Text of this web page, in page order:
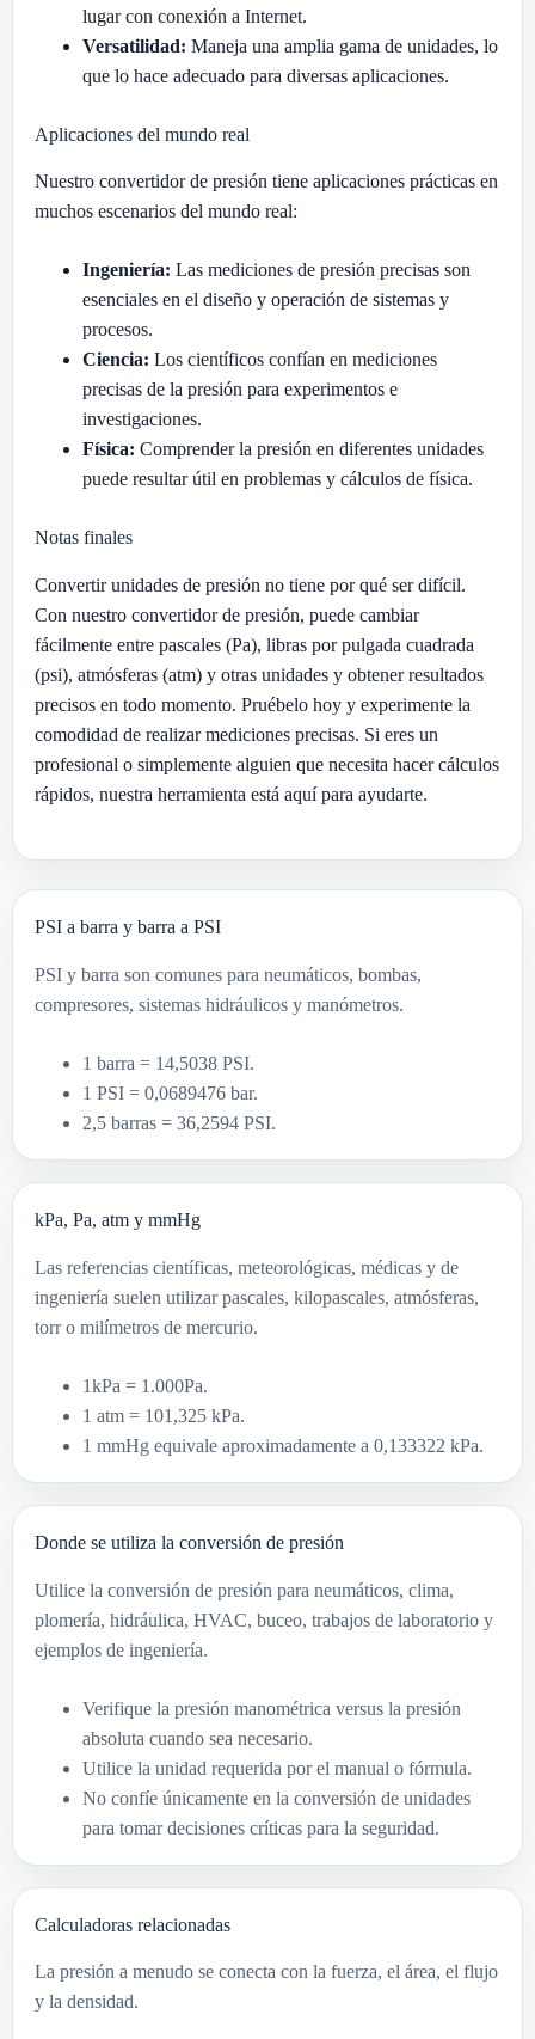
lugar con conexión a Internet.
Versatilidad: Maneja una amplia gama de unidades, lo
que lo hace adecuado para diversas aplicaciones.
Aplicaciones del mundo real
Nuestro convertidor de presión tiene aplicaciones prácticas en
muchos escenarios del mundo real:
Ingeniería: Las mediciones de presión precisas son
esenciales en el diseño y operación de sistemas y
procesos.
Ciencia: Los científicos confían en mediciones
precisas de la presión para experimentos e
investigaciones.
Física: Comprender la presión en diferentes unidades
puede resultar útil en problemas y cálculos de física.
Notas finales
Convertir unidades de presión no tiene por qué ser difícil.
Con nuestro convertidor de presión, puede cambiar
fácilmente entre pascales (Pa), libras por pulgada cuadrada
(psi), atmósferas (atm) y otras unidades y obtener resultados
precisos en todo momento. Pruébelo hoy y experimente la
comodidad de realizar mediciones precisas. Si eres un
profesional o simplemente alguien que necesita hacer cálculos
rápidos, nuestra herramienta está aquí para ayudarte.
PSI a barra y barra a PSI
PSI y barra son comunes para neumáticos, bombas,
compresores, sistemas hidráulicos y manómetros.
1 barra = 14,5038 PSI.
1 PSI = 0,0689476 bar.
2,5 barras = 36,2594 PSI.
kPa, Pa, atm y mmHg
Las referencias científicas, meteorológicas, médicas y de
ingeniería suelen utilizar pascales, kilopascales, atmósferas,
torr o milímetros de mercurio.
1kPa = 1.000Pa.
1 atm = 101,325 kPa.
1 mmHg equivale aproximadamente a 0,133322 kPa.
Donde se utiliza la conversión de presión
Utilice la conversión de presión para neumáticos, clima,
plomería, hidráulica, HVAC, buceo, trabajos de laboratorio y
ejemplos de ingeniería.
Verifique la presión manométrica versus la presión
absoluta cuando sea necesario.
Utilice la unidad requerida por el manual o fórmula.
No confíe únicamente en la conversión de unidades
para tomar decisiones críticas para la seguridad.
Calculadoras relacionadas
La presión a menudo se conecta con la fuerza, el área, el flujo
y la densidad.